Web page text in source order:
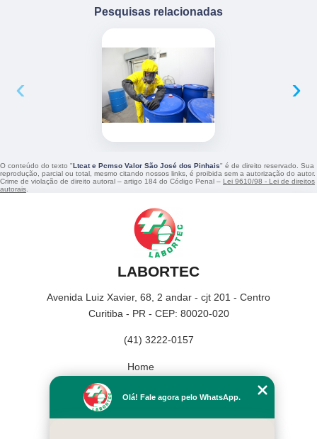
Pesquisas relacionadas
‹ ›
O conteúdo do texto "Ltcat e Pcmso Valor São José dos Pinhais" é de direito reservado. Sua
reprodução, parcial ou total, mesmo citando nossos links, é proibida sem a autorização do autor.
Crime de violação de direito autoral – artigo 184 do Código Penal – Lei 9610/98 - Lei de direitos
autorais.
LABORTEC
Avenida Luiz Xavier, 68, 2 andar - cjt 201 - Centro
Curitiba - PR - CEP: 80020-020
(41) 3222-0157
Home
Missão
Olá! Fale agora pelo WhatsApp.